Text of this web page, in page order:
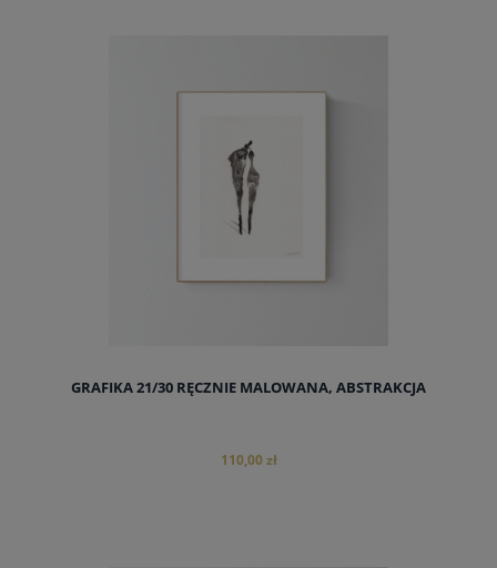
GRAFIKA 21/30 RĘCZNIE MALOWANA, ABSTRAKCJA
110,00 zł